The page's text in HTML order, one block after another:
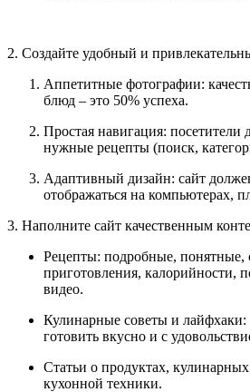
2. Создайте удобный и
Аппетитные фотографии:
блюд – это 50% успеха.
Простая навигация: посетители
нужные рецепты (поиск,
Адаптивный дизайн: сайт
отображаться на компьютерах,
3. Наполните сайт качественным
Рецепты: подробные, понятные,
приготовления, калорийности,
видео.
Кулинарные советы и лайфхаки:
готовить вкусно и с
Статьи о продуктах,
кухонной техники.